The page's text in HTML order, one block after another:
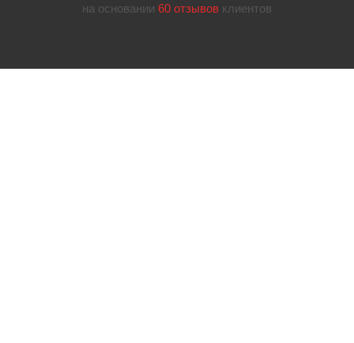
на основании 60 отзывов клиентов